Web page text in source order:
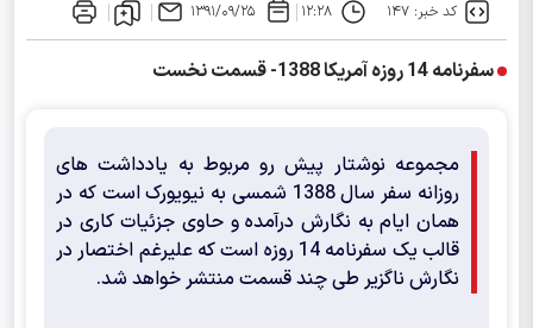
کد خبر: ۱۴۷ ۱۲:۲۸ ۱۳۹۱/۰۹/۲۵
سفرنامه 14 روزه آمریکا 1388- قسمت نخست
مجموعه نوشتار پیش رو مربوط به یادداشت های
روزانه سفر سال 1388 شمسی به نیویورک است که در
همان ایام به نگارش درآمده و حاوی جزئیات کاری در
قالب یک سفرنامه 14 روزه است که علیرغم اختصار در
نگارش ناگزیر طی چند قسمت منتشر خواهد شد.